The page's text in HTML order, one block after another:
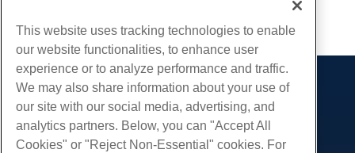
产品展示
虚拟主机
企业主机
服务
This website uses tracking technologies to enable
our website functionalities, to enhance user
experience or to analyze performance and traffic.
We may also share information about your use of
our site with our social media, advertising, and
analytics partners. Below, you can "Accept All
Cookies" or "Reject Non-Essential" cookies. For